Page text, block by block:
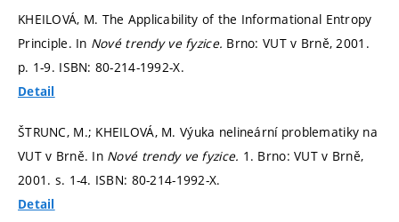
KHEILOVÁ, M. The Applicability of the Informational Entropy
Principle. In Nové trendy ve fyzice. Brno: VUT v Brně, 2001.
p. 1-9. ISBN: 80-214-1992-X.
Detail
ŠTRUNC, M.; KHEILOVÁ, M. Výuka nelineární problematiky na
VUT v Brně. In Nové trendy ve fyzice. 1. Brno: VUT v Brně,
2001. s. 1-4. ISBN: 80-214-1992-X.
Detail